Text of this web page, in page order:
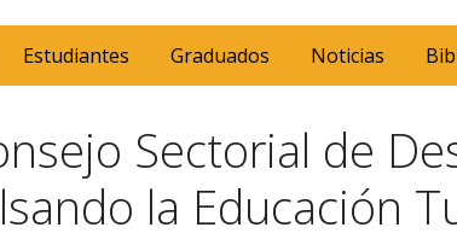
Estudiantes Graduados Noticias
Sectorial de
la Educación